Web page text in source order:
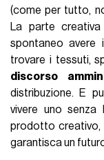
(come per tutto,
La parte
spontaneo avere
trovare i tessuti,
discorso
distribuzione. E
vivere uno
prodotto creativo,
garantisca un